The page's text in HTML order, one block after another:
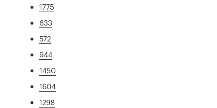
1775
633
572
944
1450
1604
1298